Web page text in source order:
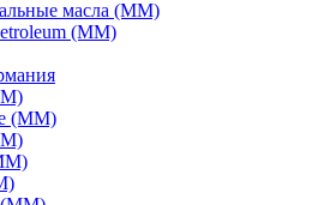
масла (ММ)
(ММ)
(ММ)